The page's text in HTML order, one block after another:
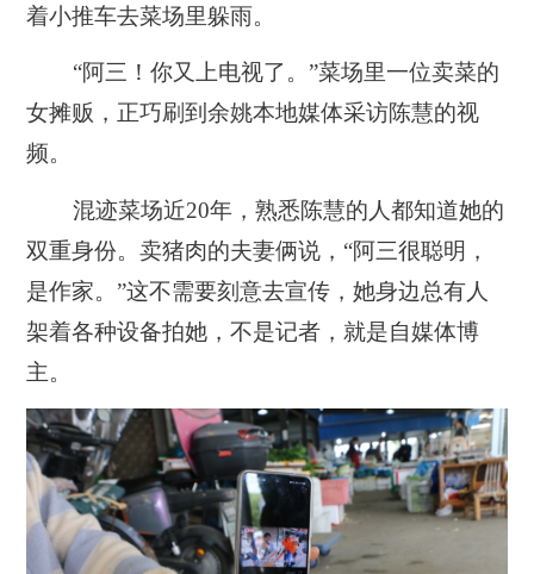
着小推车去菜场里躲雨。
“阿三！你又上电视了。”菜场里一位卖菜的
女摊贩，正巧刷到余姚本地媒体采访陈慧的视
频。
混迹菜场近20年，熟悉陈慧的人都知道她的
双重身份。卖猪肉的夫妻俩说，“阿三很聪明，
是作家。”这不需要刻意去宣传，她身边总有人
架着各种设备拍她，不是记者，就是自媒体博
主。